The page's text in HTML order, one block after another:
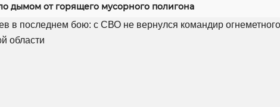
дымом от горящего мусорного полигона